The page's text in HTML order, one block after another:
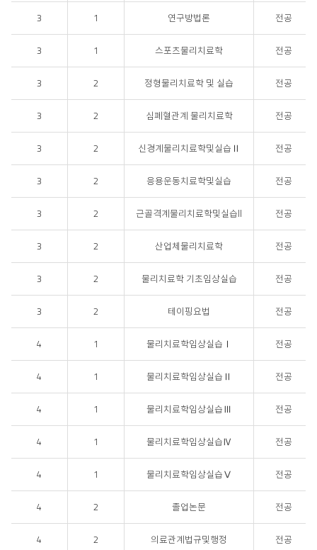
3 1 연구방법론 전공
3 1 스포츠물리치료학 전공
3 2 정형물리치료학 및 실습 전공
3 2 심폐혈관계 물리치료학 전공
3 2 신경계물리치료학및실습Ⅱ 전공
3 2 응용운동치료학및실습 전공
3 2 근골격계물리치료학및실습II 전공
3 2 산업체물리치료학 전공
3 2 물리치료학 기초임상실습 전공
3 2 테이핑요법 전공
4 1 물리치료학임상실습Ⅰ 전공
4 1 물리치료학임상실습Ⅱ 전공
4 1 물리치료학임상실습Ⅲ 전공
4 1 물리치료학임상실습Ⅳ 전공
4 1 물리치료학임상실습Ⅴ 전공
4 2 졸업논문 전공
4 2 의료관계법규및행정 전공